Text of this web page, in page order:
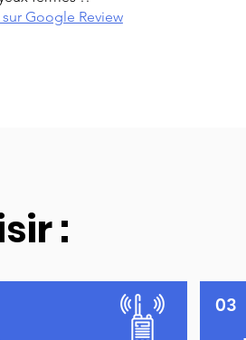
sur Google Review
:
03